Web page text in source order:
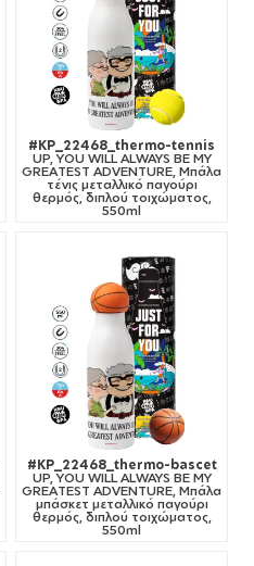
#KP_22468_thermo-tennis
UP, YOU WILL ALWAYS BE MY
GREATEST ADVENTURE, Μπάλα
τένις μεταλλικό παγούρι
θερμός, διπλού τοιχώματος,
550ml
#KP_22468_thermo-bascet
UP, YOU WILL ALWAYS BE MY
GREATEST ADVENTURE, Μπάλα
μπάσκετ μεταλλικό παγούρι
θερμός, διπλού τοιχώματος,
550ml